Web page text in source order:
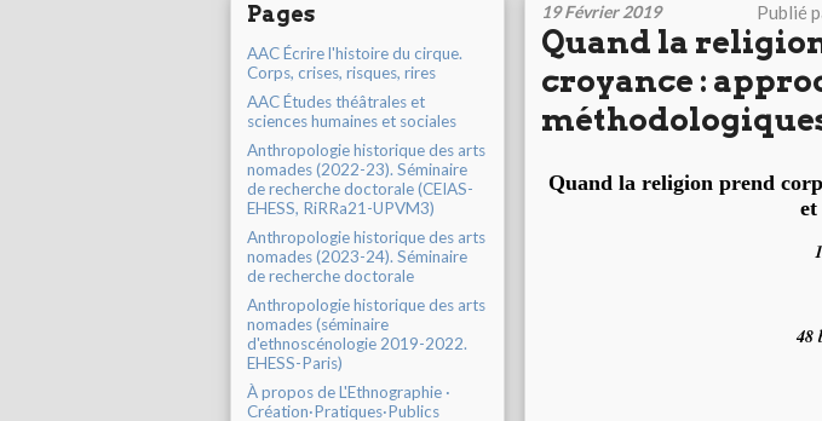
Pages
AAC Écrire l'histoire du cirque.
Corps, crises, risques, rires
AAC Études théâtrales et
sciences humaines et sociales
Anthropologie historique des arts
nomades (2022-23). Séminaire
de recherche doctorale (CEIAS-
EHESS, RiRRa21-UPVM3)
Anthropologie historique des arts
nomades (2023-24). Séminaire
de recherche doctorale
Anthropologie historique des arts
nomades (séminaire
d'ethnoscénologie 2019-2022.
EHESS-Paris)
À propos de L'Ethnographie ·
Création·Pratiques·Publics
19 Février 2019 Publié
Quand la
croyance :
Quand la religion prend
et
48